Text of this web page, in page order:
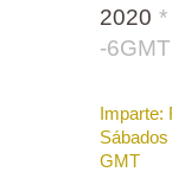
2020
-6GMT
Imparte:
GMT